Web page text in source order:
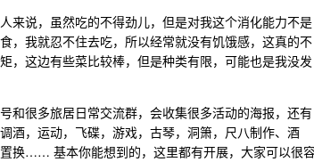
说，虽然吃的不得劲儿，但是对我这个消化能力不是
，我就忍不住去吃，所以经常就没有饥饿感，这真的不
，这边有些菜比较棒，但是种类有限，可能也是我没发
很多旅居日常交流群，会收集很多活动的海报，还有
酒，运动，飞碟，游戏，古琴，洞箫，尺八制作、酒
换…… 基本你能想到的，这里都有开展，大家可以很